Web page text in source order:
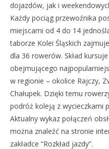
dojazdów, jak i
Każdy pociąg przewoźnika
miejscami od 4 do 14
taborze Kolei Śląskich
dla 36 rowerów. Skład
obejmującego
w regionie – okolice Rajczy,
Chałupek. Dzięki temu
podróż koleją z wycieczkami
Aktualny wykaz połączeń
można znaleźć na stronie
zakładce “Rozkład jazdy”.